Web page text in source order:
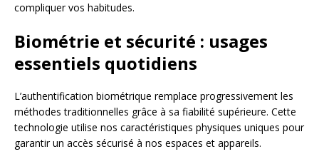
compliquer vos habitudes.
Biométrie et sécurité : usages
essentiels quotidiens
L’authentification biométrique remplace progressivement les
méthodes traditionnelles grâce à sa fiabilité supérieure. Cette
technologie utilise nos caractéristiques physiques uniques pour
garantir un accès sécurisé à nos espaces et appareils.